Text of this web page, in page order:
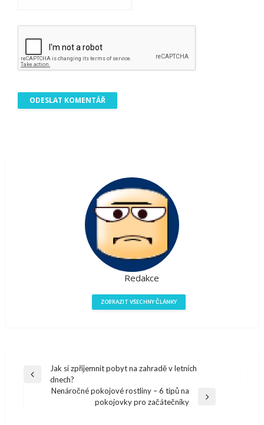
Redakce
ZOBRAZIT VŠECHNY ČLÁNKY
Navigace
Předchazí
Jak si zpříjemnit pobyt na zahradě v letních
dnech?
Nenáročné pokojové rostliny – 6 tipů na
pokojovky pro začátečníky